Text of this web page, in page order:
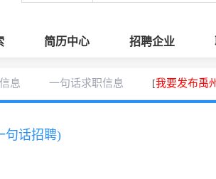
简历中心 招聘企业
息 一句话求职信息 [我要发布禹
句话招聘)